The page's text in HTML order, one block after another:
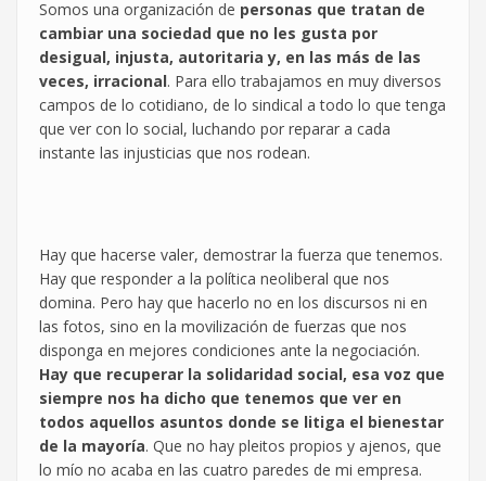
Somos una organización de personas que tratan de
cambiar una sociedad que no les gusta por
desigual, injusta, autoritaria y, en las más de las
veces, irracional. Para ello trabajamos en muy diversos
campos de lo cotidiano, de lo sindical a todo lo que tenga
que ver con lo social, luchando por reparar a cada
instante las injusticias que nos rodean.
Hay que hacerse valer, demostrar la fuerza que tenemos.
Hay que responder a la política neoliberal que nos
domina. Pero hay que hacerlo no en los discursos ni en
las fotos, sino en la movilización de fuerzas que nos
disponga en mejores condiciones ante la negociación.
Hay que recuperar la solidaridad social, esa voz que
siempre nos ha dicho que tenemos que ver en
todos aquellos asuntos donde se litiga el bienestar
de la mayoría. Que no hay pleitos propios y ajenos, que
lo mío no acaba en las cuatro paredes de mi empresa.